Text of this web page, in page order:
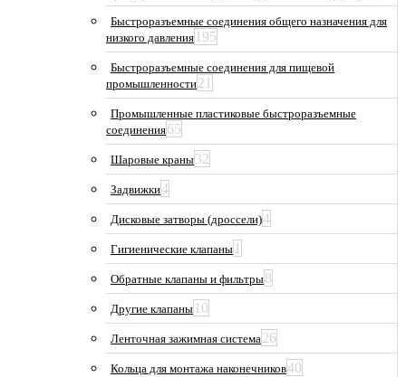
Быстроразъемные соединения общего назначения для
низкого давления 195
Быстроразъемные соединения для пищевой
промышленности21
Промышленные пластиковые быстроразъемные
соединения65
Шаровые краны32
Задвижки4
Дисковые затворы (дроссели)4
Гигиенические клапаны 1
Обратные клапаны и фильтры8
Другие клапаны 10
Ленточная зажимная система26
Кольца для монтажа наконечников40